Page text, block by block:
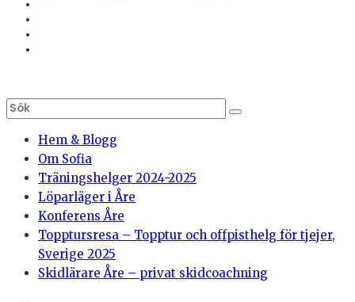
Hem & Blogg
Om Sofia
Träningshelger 2024-2025
Löparläger i Åre
Konferens Åre
Topptursresa – Topptur och offpisthelg för tjejer,
Sverige 2025
Skidlärare Åre – privat skidcoachning